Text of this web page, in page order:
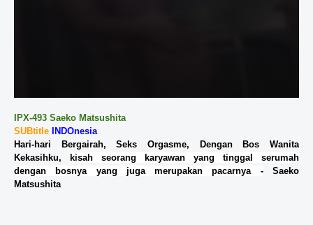
IPX-493 Saeko Matsushita
SUBtitle
INDOnesia
Hari-hari Bergairah, Seks Orgasme, Dengan Bos Wanita
Kekasihku,
kisah seorang karyawan yang tinggal serumah
dengan bosnya yang juga merupakan pacarnya -Saeko
Matsushita